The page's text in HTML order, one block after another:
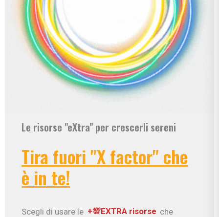
Le risorse "eXtra" per crescerli sereni
Tira fuori "X factor" che
è in te!
Scegli di usare le +💯EXTRA risorse che